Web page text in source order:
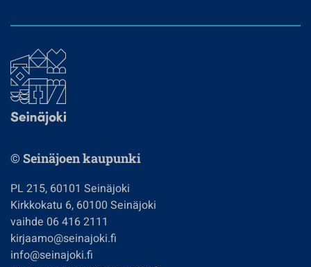
© Seinäjoen kaupunki
PL 215, 60101 Seinäjoki
Kirkkokatu 6, 60100 Seinäjoki
vaihde 06 416 2111
kirjaamo@seinajoki.fi
info@seinajoki.fi